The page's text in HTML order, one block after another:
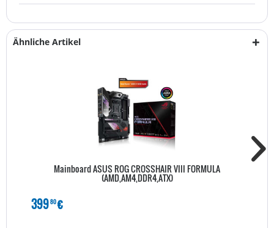
Ähnliche Artikel
Mainboard ASUS ROG CROSSHAIR VIII FORMULA
(AMD,AM4,DDR4,ATX)
39980€